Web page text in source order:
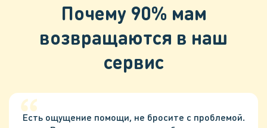
Почему 90% мам
возвращаются в наш
сервис
Есть ощущение помощи, не бросите с проблемой.